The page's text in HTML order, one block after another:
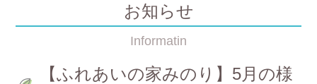
お知らせ
Informatin
【ふれあいの家みのり】5月の様